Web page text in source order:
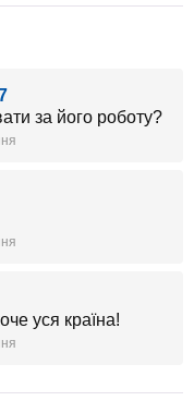
за його роботу?
уся країна!